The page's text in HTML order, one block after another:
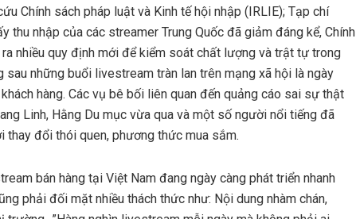
Chính sách pháp luật và Kinh tế hội nhập (IRLIE); Tạp chí
thu nhập của các streamer Trung Quốc đã giảm đáng kể, Chính
nhiều quy định mới để kiểm soát chất lượng và trật tự trong
sau những buổi livestream tràn lan trên mạng xã hội là ngày
hàng. Các vụ bê bối liên quan đến quảng cáo sai sự thật
Linh, Hằng Du mục vừa qua và một số người nổi tiếng đã
thay đổi thói quen, phương thức mua sắm.
bán hàng tại Việt Nam đang ngày càng phát triển nhanh
phải đối mặt nhiều thách thức như: Nội dung nhàm chán,